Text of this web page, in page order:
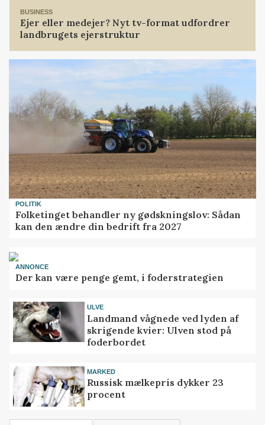
BUSINESS
Ejer eller medejer? Nyt tv-format udfordrer
landbrugets ejerstruktur
POLITIK
Folketinget behandler ny gødskningslov: Sådan
kan den ændre din bedrift fra 2027
ANNONCE
Der kan være penge gemt, i foderstrategien
ULVE
Landmand vågnede ved lyden af
skrigende kvier: Ulven stod på
foderbordet
MARKED
Russisk mælkepris dykker 23
procent